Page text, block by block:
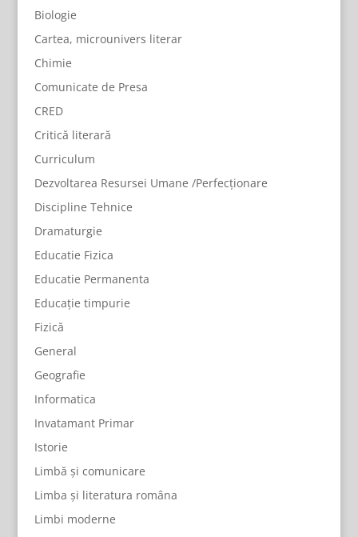
Biologie
Cartea, microunivers literar
Chimie
Comunicate de Presa
CRED
Critică literară
Curriculum
Dezvoltarea Resursei Umane /Perfecționare
Discipline Tehnice
Dramaturgie
Educatie Fizica
Educatie Permanenta
Educație timpurie
Fizică
General
Geografie
Informatica
Invatamant Primar
Istorie
Limbă și comunicare
Limba și literatura româna
Limbi moderne